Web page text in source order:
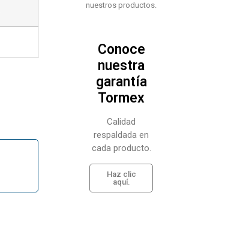
nuestros productos.
Conoce
nuestra
garantía
Tormex
Calidad
respaldada en
cada producto.
Haz clic
aquí.